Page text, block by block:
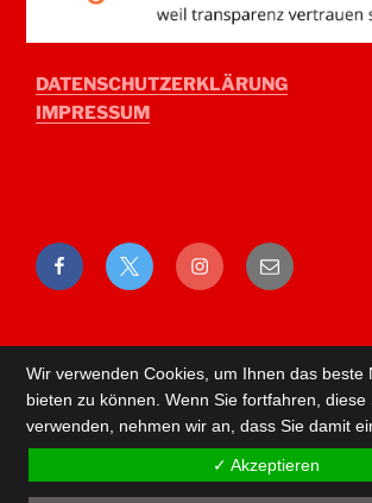
DATENSCHUTZERKLÄRUNG
IMPRESSUM
FacebookTwitter Instagram
E-
Mail
Wir verwenden Cookies, um Ihnen das beste
bieten zu können. Wenn Sie fortfahren, diese
verwenden, nehmen wir an, dass Sie damit
✓ Akzeptieren